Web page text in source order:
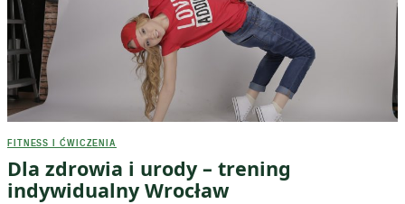
FITNESS I ĆWICZENIA
Dla zdrowia i urody – trening
indywidualny Wrocław